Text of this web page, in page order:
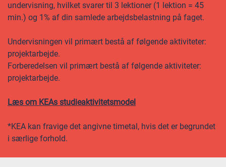
undervisning, hvilket svarer til 3 lektioner (1 lektion = 45
min.) og 1% af din samlede arbejdsbelastning på faget.
Undervisningen vil primært bestå af følgende aktiviteter:
projektarbejde.
Forberedelsen vil primært bestå af følgende aktiviteter:
projektarbejde.
Læs om KEAs studieaktivitetsmodel
*KEA kan fravige det angivne timetal, hvis det er begrundet
i særlige forhold.